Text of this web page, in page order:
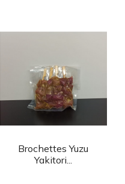
Aperçu rapide
Brochettes Yuzu
Yakitori...